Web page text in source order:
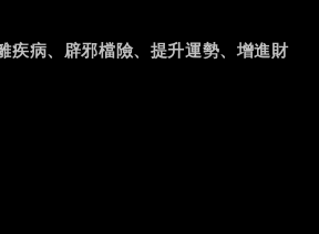
疾病、辟邪檔險、提升運勢、增進財